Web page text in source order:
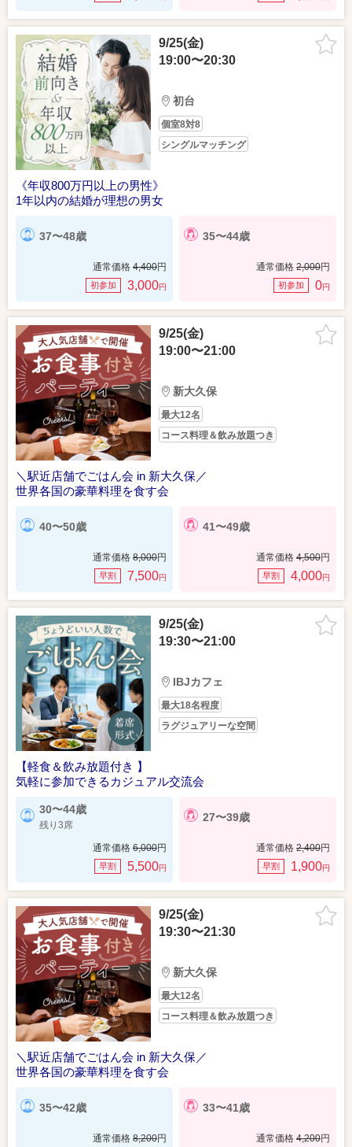
9/25(金)
19:00〜20:30
初台
個室8対8
シングルマッチング
《年収800万円以上の男性》
1年以内の結婚が理想の男女
37〜48歳
通常価格 4,400円
初参加 3,000円
35〜44歳
通常価格 2,000円
初参加 0円
9/25(金)
19:00〜21:00
新大久保
最大12名
コース料理＆飲み放題つき
＼駅近店舗でごはん会 in 新大久保／
世界各国の豪華料理を食す会
40〜50歳
通常価格 8,000円
早割 7,500円
41〜49歳
通常価格 4,500円
早割 4,000円
9/25(金)
19:30〜21:00
IBJカフェ
最大18名程度
ラグジュアリーな空間
【軽食＆飲み放題付き 】
気軽に参加できるカジュアル交流会
30〜44歳
残り3席
通常価格 6,000円
早割 5,500円
27〜39歳
通常価格 2,400円
早割 1,900円
9/25(金)
19:30〜21:30
新大久保
最大12名
コース料理＆飲み放題つき
＼駅近店舗でごはん会 in 新大久保／
世界各国の豪華料理を食す会
35〜42歳
通常価格 8,200円
33〜41歳
通常価格 4,200円